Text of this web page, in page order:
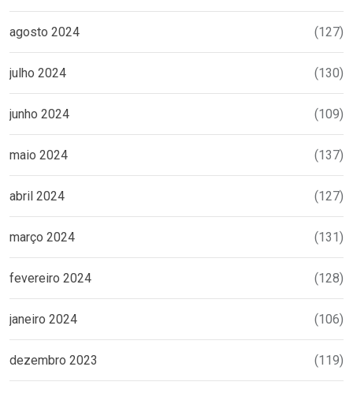
agosto 2024 (127)
julho 2024 (130)
junho 2024 (109)
maio 2024 (137)
abril 2024 (127)
março 2024 (131)
fevereiro 2024 (128)
janeiro 2024 (106)
dezembro 2023 (119)